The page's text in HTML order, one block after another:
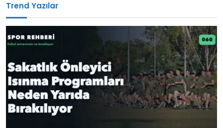
Trend Yazılar